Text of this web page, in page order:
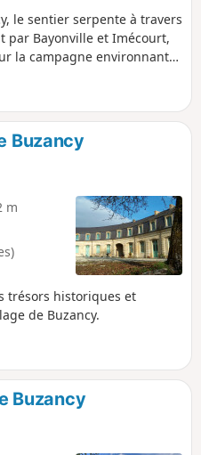
le sentier serpente à travers
par Bayonville et Imécourt,
la campagne environnante.
une touche
accessible et ressourçante.
de calme et de
Buzancy
m
trésors historiques et
de Buzancy.
Buzancy